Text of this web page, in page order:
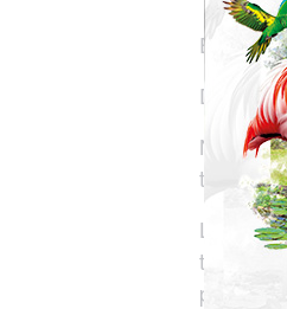
En
Dans le
Nous
talents
Le
très